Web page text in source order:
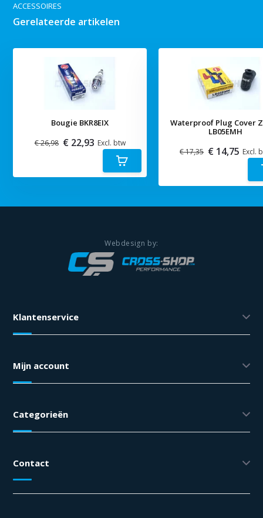
ACCESSOIRES
Gerelateerde artikelen
Bougie BKR8EIX
€ 26,98 € 22,93 Excl. btw
Waterproof Plug Cover
LB05EMH
€ 17,35 € 14,75 Excl.
Klantenservice
Mijn account
Categorieën
Contact